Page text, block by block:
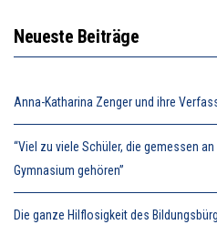
Neueste Beiträge
Anna-Katharina Zenger und ihre
“Viel zu viele Schüler, die gemessen
Gymnasium gehören”
Die ganze Hilflosigkeit des